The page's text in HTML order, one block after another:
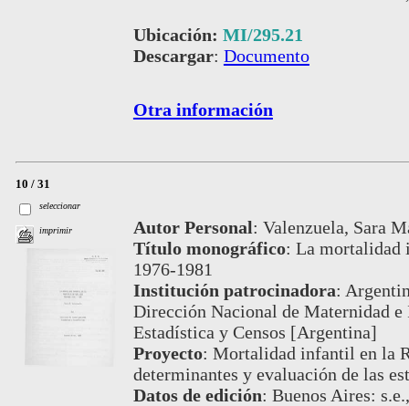
Ubicación: MI/295.21
Descargar: Documento
Otra información
10 / 31
seleccionar
imprimir Autor Personal: Valenzuela, Sara
Título monográfico: La mortalidad
1976-1981
Institución patrocinadora:
Dirección Nacional de Maternidad
Estadística y Censos [Argentina]
Proyecto: Mortalidad infantil en la
determinantes y evaluación de las
Datos de edición: Buenos Aires: